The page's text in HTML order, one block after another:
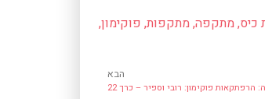
כיס,מתקפה,מתקפות, פוקימון,
הבא
פוקימון: רובי וספיר – כרך 22